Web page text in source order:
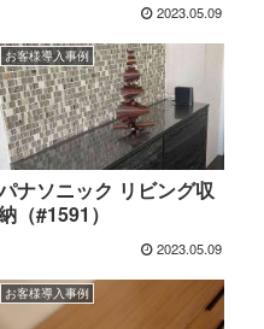
2023.05.09
お客様導入事例
ナソニック リビング収
（#1591）
2023.05.09
お客様導入事例